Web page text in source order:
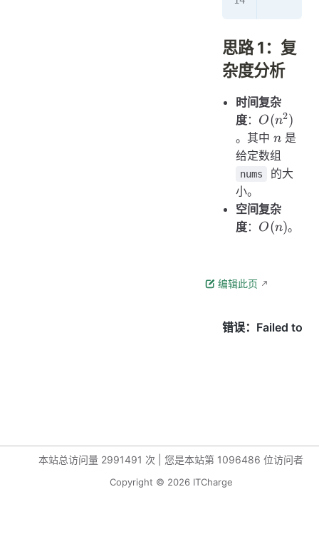
思路 1：复
杂度分析
时间复杂
度： O(n^2)
O(n2)
。其中n
n 是
给定数组
nums
的大
小。
空间复杂
度： O(n)
O(n)。
编辑此页
本站总访问量 2991491 次 您是本站第 1096486 位访问者
Copyright © 2026 ITCharge